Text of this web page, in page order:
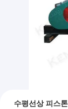
수평선상 피스